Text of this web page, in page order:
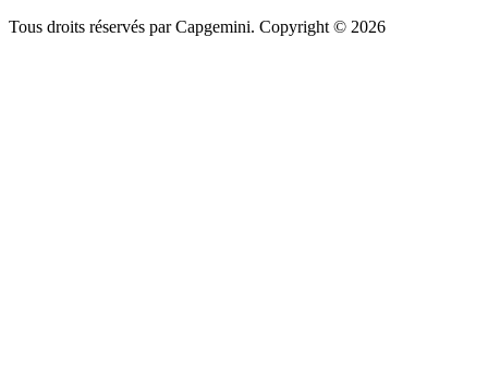
Tous droits réservés par Capgemini. Copyright © 2026